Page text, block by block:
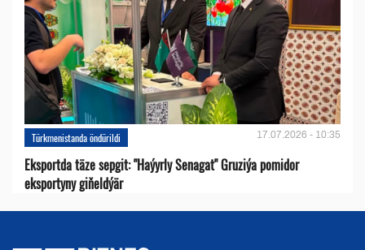
Türkmenistanda öndürildi 17.07.2026 - 10:35
Eksportda täze sepgit: "Haýyrly Senagat" Gruziýa pomidor
eksportyny giňeldýär